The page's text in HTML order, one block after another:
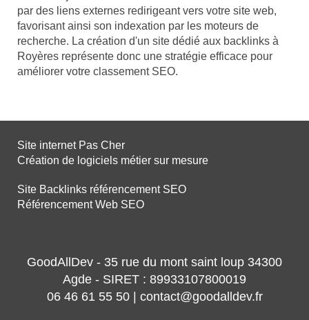
par des liens externes redirigeant vers votre site web,
favorisant ainsi son indexation par les moteurs de
recherche. La création d'un site dédié aux backlinks à
Royères représente donc une stratégie efficace pour
améliorer votre classement SEO.
Site internet Pas Cher
Création de logiciels métier sur mesure
Site Backlinks référencement SEO
Référencement Web SEO
GoodAllDev - 35 rue du mont saint loup 34300
Agde - SIRET : 89933107800019
06 46 61 55 50 | contact@goodalldev.fr